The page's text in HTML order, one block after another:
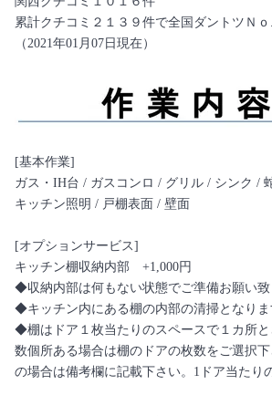
累計クチコミ２１３９件で全国ダントツＮｏ.
（2021年01月07日現在）
[基本作業]
ガス・IH台 / ガスコンロ / グリル / シンク /
キッチン照明 / 戸棚表面 / 壁面
[オプションサービス]
キッチン棚収納内部 +1,000円
◆収納内部は何もない状態でご準備お願い致
◆キッチン内にある棚の内部の清掃となりま
◆棚はドア１枚当たりのスペースで１カ所
数個所ある場合は棚のドアの枚数をご選択
の場合は備考欄に記載下さい。1ドア当たり